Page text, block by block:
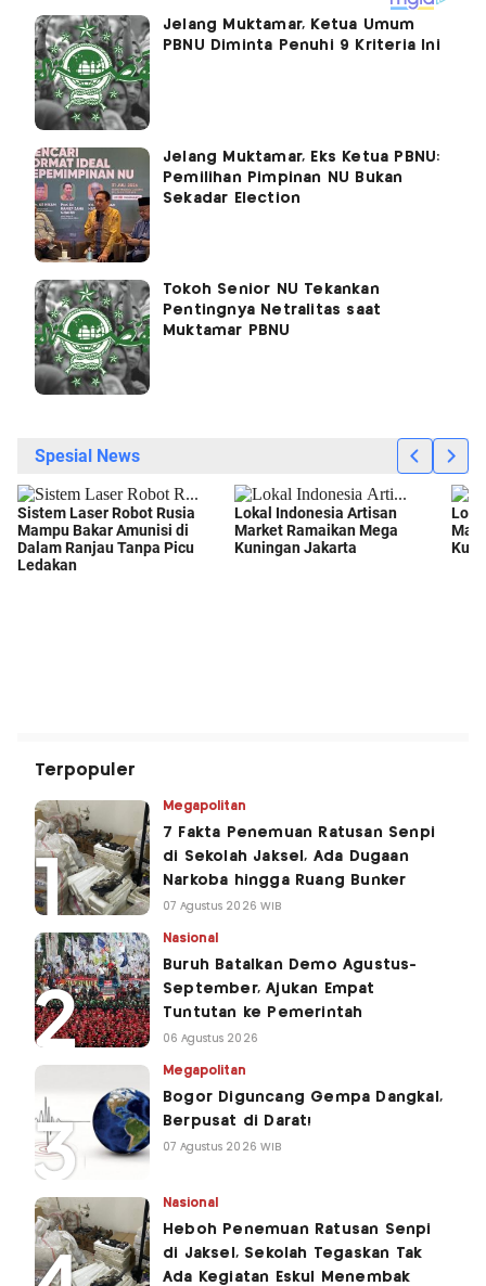
Jelang Muktamar, Ketua Umum
PBNU Diminta Penuhi 9 Kriteria Ini
Jelang Muktamar, Eks Ketua PBNU:
Pemilihan Pimpinan NU Bukan
Sekadar Election
Tokoh Senior NU Tekankan
Pentingnya Netralitas saat
Muktamar PBNU
Terpopuler
Megapolitan
7 Fakta Penemuan Ratusan Senpi
di Sekolah Jaksel, Ada Dugaan
Narkoba hingga Ruang Bunker
07 Agustus 2026 WIB
Nasional
Buruh Batalkan Demo Agustus-
September, Ajukan Empat
Tuntutan ke Pemerintah
06 Agustus 2026
Megapolitan
Bogor Diguncang Gempa Dangkal,
Berpusat di Darat!
07 Agustus 2026 WIB
Nasional
Heboh Penemuan Ratusan Senpi
di Jaksel, Sekolah Tegaskan Tak
Ada Kegiatan Eskul Menembak